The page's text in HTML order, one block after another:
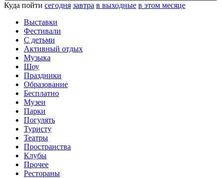
Куда пойти сегодня завтра в выходные в этом месяце
Выставки
Фестивали
С детьми
Активный отдых
Музыка
Шоу
Праздники
Образование
Бесплатно
Музеи
Парки
Погулять
Туристу
Театры
Пространства
Клубы
Прочее
Рестораны